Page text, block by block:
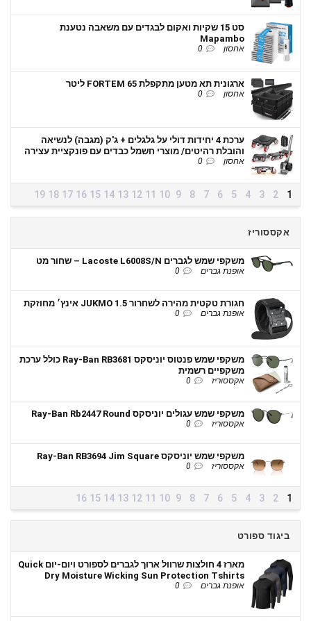
סט 15 שקיות ואקום לבגדים עם משאבה נטענת
Mapambo
אחסון 0
ארגונית תא מטען מתקפלת FORTEM 65 ליטר
אחסון 0
ערכת 4 יחידות דולי על גלגלים + ג'ק (מגבה) לנשיאה
והובלת רהיטים/ מוצרי חשמל כבדים עם פונקציית עצירה
אחסון 0
1
2
3
4
5
6
7
8
9
10
11
12
13
14
15
16
17
18
19
אקססוריז
משקפי שמש לגברים Lacoste L6008S/N – שחור מט
אופנת גברים 0
חגורת טקטית מהירה לשחרור JUKMO 1.5 אינץ׳ מחוזקת
אופנת גברים 0
משקפי שמש פנטוס יוניסקס Ray-Ban RB3681 כולל ערכת
משקפיים רשמית
אקססוריז 0
משקפי שמש עגולים יוניסקס Ray-Ban Rb2447 Round
אקססוריז 0
משקפי שמש יוניסקס Ray-Ban RB3694 Jim Square
אקססוריז 0
1
2
3
4
5
6
7
8
9
10
11
12
13
14
15
16
ביגוד ספורט
מארז 4 חולצות שרוול ארוך לגברים לספורט ויום-יום Quick
Dry Moisture Wicking Sun Protection Tshirts
אופנת גברים 0